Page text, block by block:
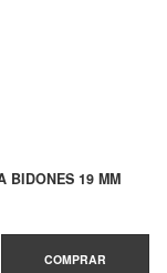
BIDONES 19 MM
COMPRAR